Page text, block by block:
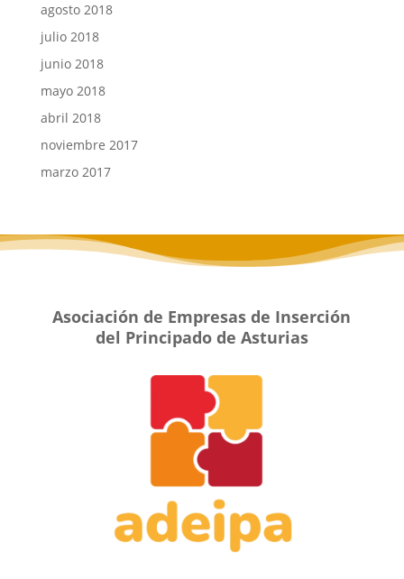
agosto 2018
julio 2018
junio 2018
mayo 2018
abril 2018
noviembre 2017
marzo 2017
Asociación de Empresas de Inserción
del Principado de Asturias